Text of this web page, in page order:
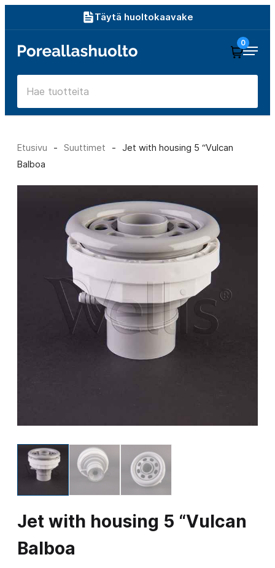
sisältöön
Täytä huoltokaavake
Poreallashuolto
0
Etusivu - Suuttimet -
Jet with housing 5 “Vulcan
Balboa
Jet with housing 5 “Vulcan
Balboa